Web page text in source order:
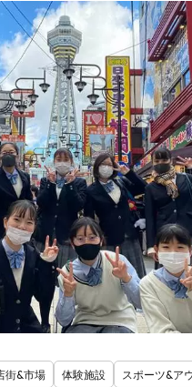
街&市場 体験施設
スポーツ&ア